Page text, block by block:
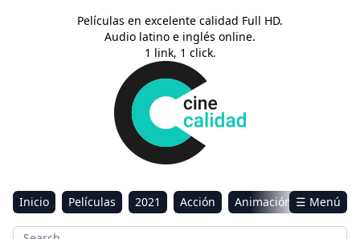
Películas en excelente calidad Full HD.
Audio latino e inglés online.
1 link, 1 click.
Inicio Películas 2021 Acción
Animación
Aventura
Ciencia ficción Comedia
Drama
☰ Menú